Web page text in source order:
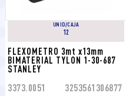
UNID/CAJA
12
FLEXOMETRO 3mt x13mm
BIMATERIAL TYLON 1-30-687
STANLEY
3373.0051 3253561306877